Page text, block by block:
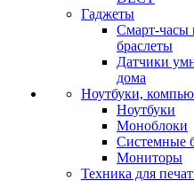
Гаджеты
Смарт-часы
браслеты
Датчики
дома
Ноутбуки,
Ноутбуки
Моноблоки
Системные
Мониторы
Техника для